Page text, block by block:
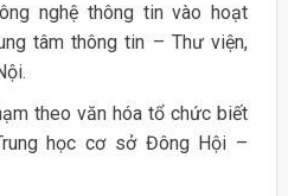
nghệ thông tin vào hoạt
tâm thông tin – Thư viện,
theo văn hóa tổ chức biết
học cơ sở Đông Hội –